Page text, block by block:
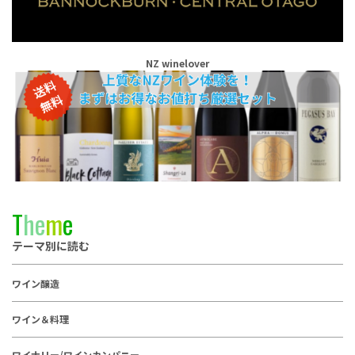
NZ winelover
Theme
テーマ別に読む
ワイン醸造
ワイン＆料理